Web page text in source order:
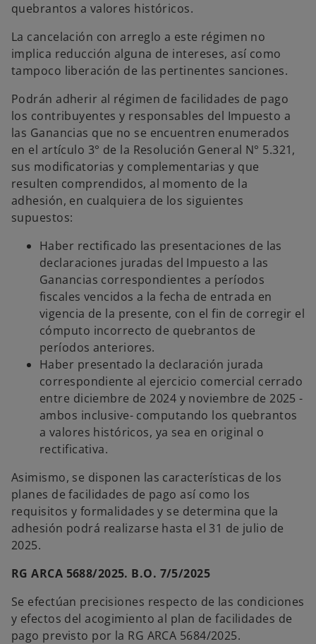
quebrantos a valores históricos.
La cancelación con arreglo a este régimen no
implica reducción alguna de intereses, así como
tampoco liberación de las pertinentes sanciones.
Podrán adherir al régimen de facilidades de pago
los contribuyentes y responsables del Impuesto a
las Ganancias que no se encuentren enumerados
en el artículo 3° de la Resolución General N° 5.321,
sus modificatorias y complementarias y que
resulten comprendidos, al momento de la
adhesión, en cualquiera de los siguientes
supuestos:
Haber rectificado las presentaciones de las
declaraciones juradas del Impuesto a las
Ganancias correspondientes a períodos
fiscales vencidos a la fecha de entrada en
vigencia de la presente, con el fin de corregir el
cómputo incorrecto de quebrantos de
períodos anteriores.
Haber presentado la declaración jurada
correspondiente al ejercicio comercial cerrado
entre diciembre de 2024 y noviembre de 2025 -
ambos inclusive- computando los quebrantos
a valores históricos, ya sea en original o
rectificativa.
Asimismo, se disponen las características de los
planes de facilidades de pago así como los
requisitos y formalidades y se determina que la
adhesión podrá realizarse hasta el 31 de julio de
2025.
RG ARCA 5688/2025. B.O. 7/5/2025
Se efectúan precisiones respecto de las condiciones
y efectos del acogimiento al plan de facilidades de
pago previsto por la RG ARCA 5684/2025.